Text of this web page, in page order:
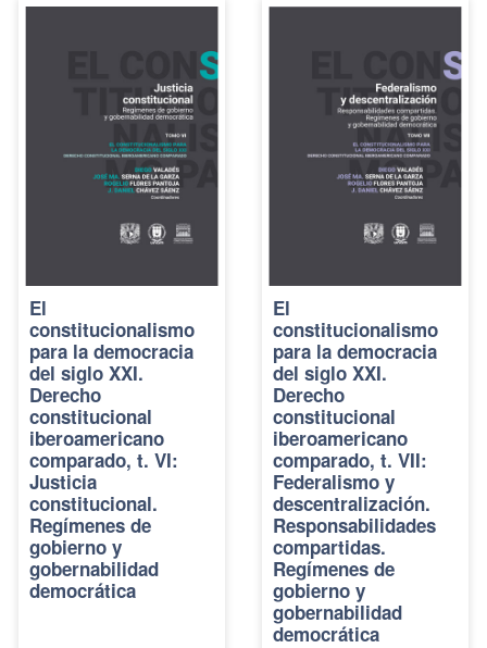
El
constitucionalismo
para la democracia
del siglo XXI.
Derecho
constitucional
iberoamericano
comparado, t. VI:
Justicia
constitucional.
Regímenes de
gobierno y
gobernabilidad
democrática
El
constitucionalismo
para la democracia
del siglo XXI.
Derecho
constitucional
iberoamericano
comparado, t. VII:
Federalismo y
descentralización.
Responsabilidades
compartidas.
Regímenes de
gobierno y
gobernabilidad
democrática